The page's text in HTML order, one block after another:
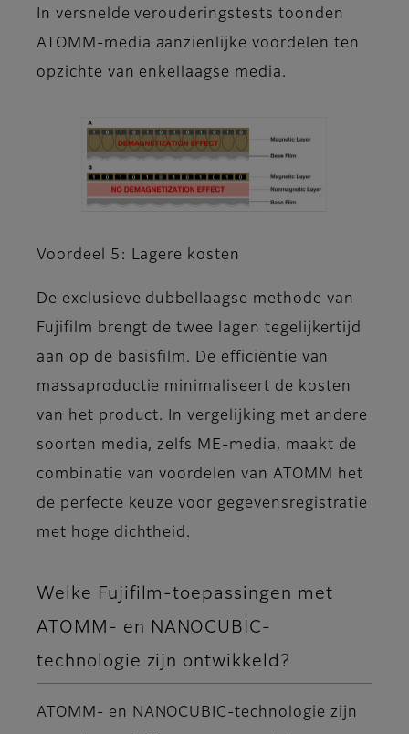
In versnelde verouderingstests toonden
ATOMM-media aanzienlijke voordelen ten
opzichte van enkellaagse media.
Voordeel 5: Lagere kosten
De exclusieve dubbellaagse methode van
Fujifilm brengt de twee lagen tegelijkertijd
aan op de basisfilm. De efficiëntie van
massaproductie minimaliseert de kosten
van het product. In vergelijking met andere
soorten media, zelfs ME-media, maakt de
combinatie van voordelen van ATOMM het
de perfecte keuze voor gegevensregistratie
met hoge dichtheid.
Welke Fujifilm-toepassingen met
ATOMM- en NANOCUBIC-
technologie zijn ontwikkeld?
ATOMM- en NANOCUBIC-technologie zijn